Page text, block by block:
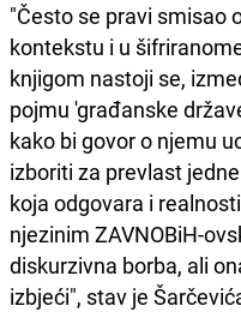
"Često se pravi smisao
kontekstu i u
knjigom nastoji se,
pojmu 'građanske
kako bi govor o njemu
izboriti za prevlast
koja odgovara i
njezinim ZAVNOBiH-
diskurzivna borba, ali
izbjeći", stav je